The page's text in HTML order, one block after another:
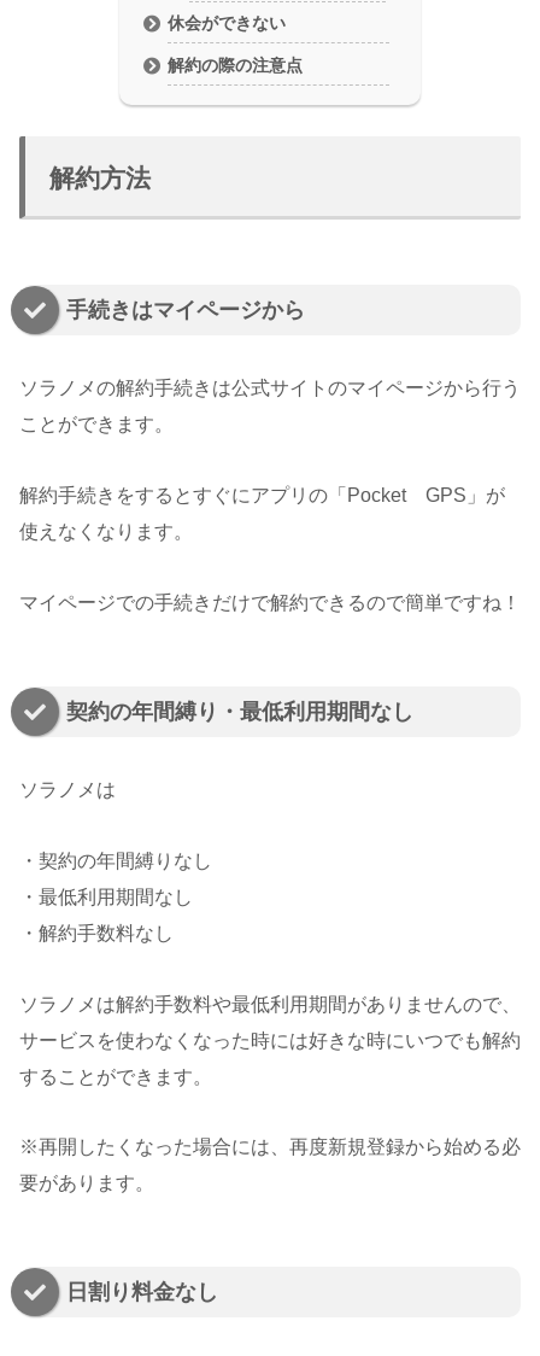
休会ができない
解約の際の注意点
解約方法
手続きはマイページから
ソラノメの解約手続きは公式サイトのマイページから行う
ことができます。
解約手続きをするとすぐにアプリの「Pocket GPS」が
使えなくなります。
マイページでの手続きだけで解約できるので簡単ですね！
契約の年間縛り・最低利用期間なし
ソラノメは
・契約の年間縛りなし
・最低利用期間なし
・解約手数料なし
ソラノメは解約手数料や最低利用期間がありませんので、
サービスを使わなくなった時には好きな時にいつでも解約
することができます。
※再開したくなった場合には、再度新規登録から始める必
要があります。
日割り料金なし